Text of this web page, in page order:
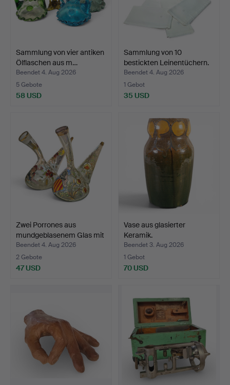
Sammlung von vier antiken
Ölflaschen aus m…
Beendet 4. Aug 2026
5 Gebote
58 USD
Sammlung von 10
bestickten Leinentüchern.
Beendet 4. Aug 2026
1 Gebot
35 USD
Zwei Porrones aus
mundgeblasenem Glas mit
…
Beendet 4. Aug 2026
2 Gebote
47 USD
Vase aus glasierter
Keramik.
Beendet 3. Aug 2026
1 Gebot
70 USD